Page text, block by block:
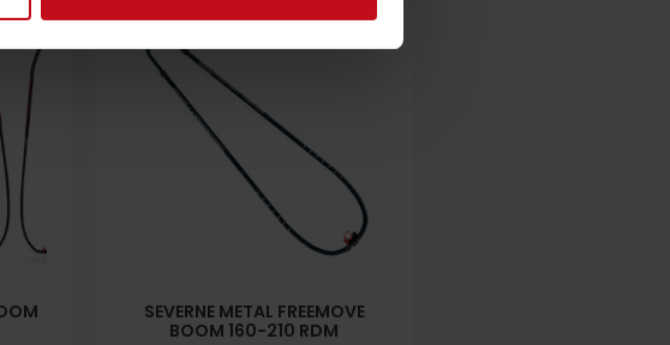
SEVERNE METAL FREEMOVE
BOOM 160-210 RDM